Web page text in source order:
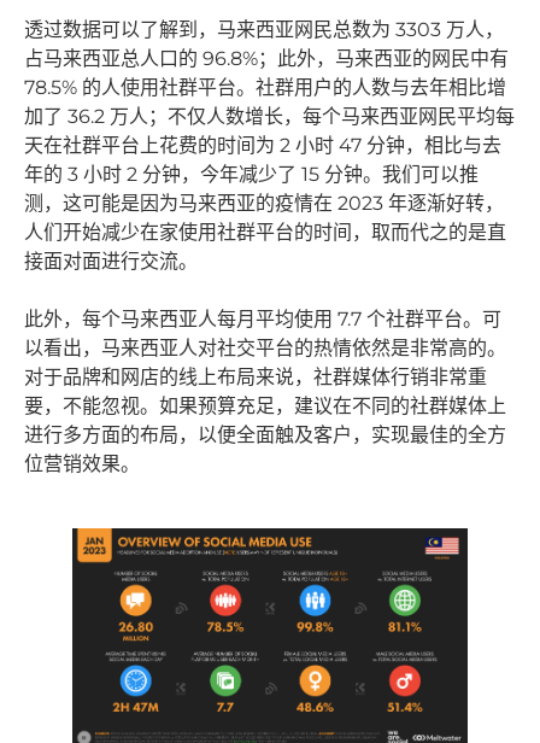
透过数据可以了解到，马来西亚网民总数为 3303 万人，
占马来西亚总人口的 96.8%；此外，马来西亚的网民中有
78.5% 的人使用社群平台。社群用户的人数与去年相比增
加了 36.2 万人；不仅人数增长，每个马来西亚网民平均每
天在社群平台上花费的时间为 2 小时 47 分钟，相比与去
年的 3 小时 2 分钟，今年减少了 15 分钟。我们可以推
测，这可能是因为马来西亚的疫情在 2023 年逐渐好转，
人们开始减少在家使用社群平台的时间，取而代之的是直
接面对面进行交流。
此外，每个马来西亚人每月平均使用 7.7 个社群平台。可
以看出，马来西亚人对社交平台的热情依然是非常高的。
对于品牌和网店的线上布局来说，社群媒体行销非常重
要，不能忽视。如果预算充足，建议在不同的社群媒体上
进行多方面的布局，以便全面触及客户，实现最佳的全方
位营销效果。